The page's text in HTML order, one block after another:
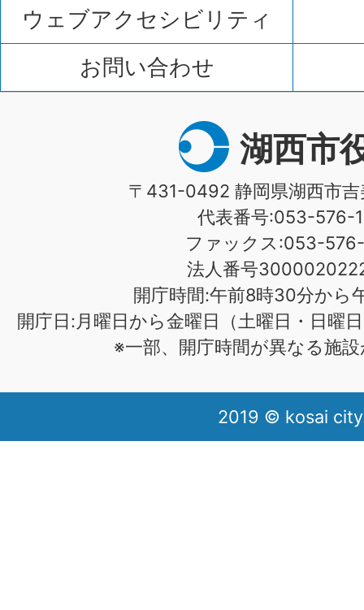
ウェブアクセシビリティ
お問い合わせ
湖西市
〒431-0492 静岡県湖西市
代表番号:053-576-
ファックス:053-576-
法人番号
開庁時間:午前8時30分から
開庁日:月曜日から金曜日（土曜日・日曜
※一部、開庁時間が異なる施
2019 © kosai